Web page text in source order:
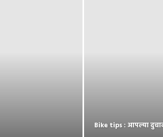
Bike tips : आपल्या